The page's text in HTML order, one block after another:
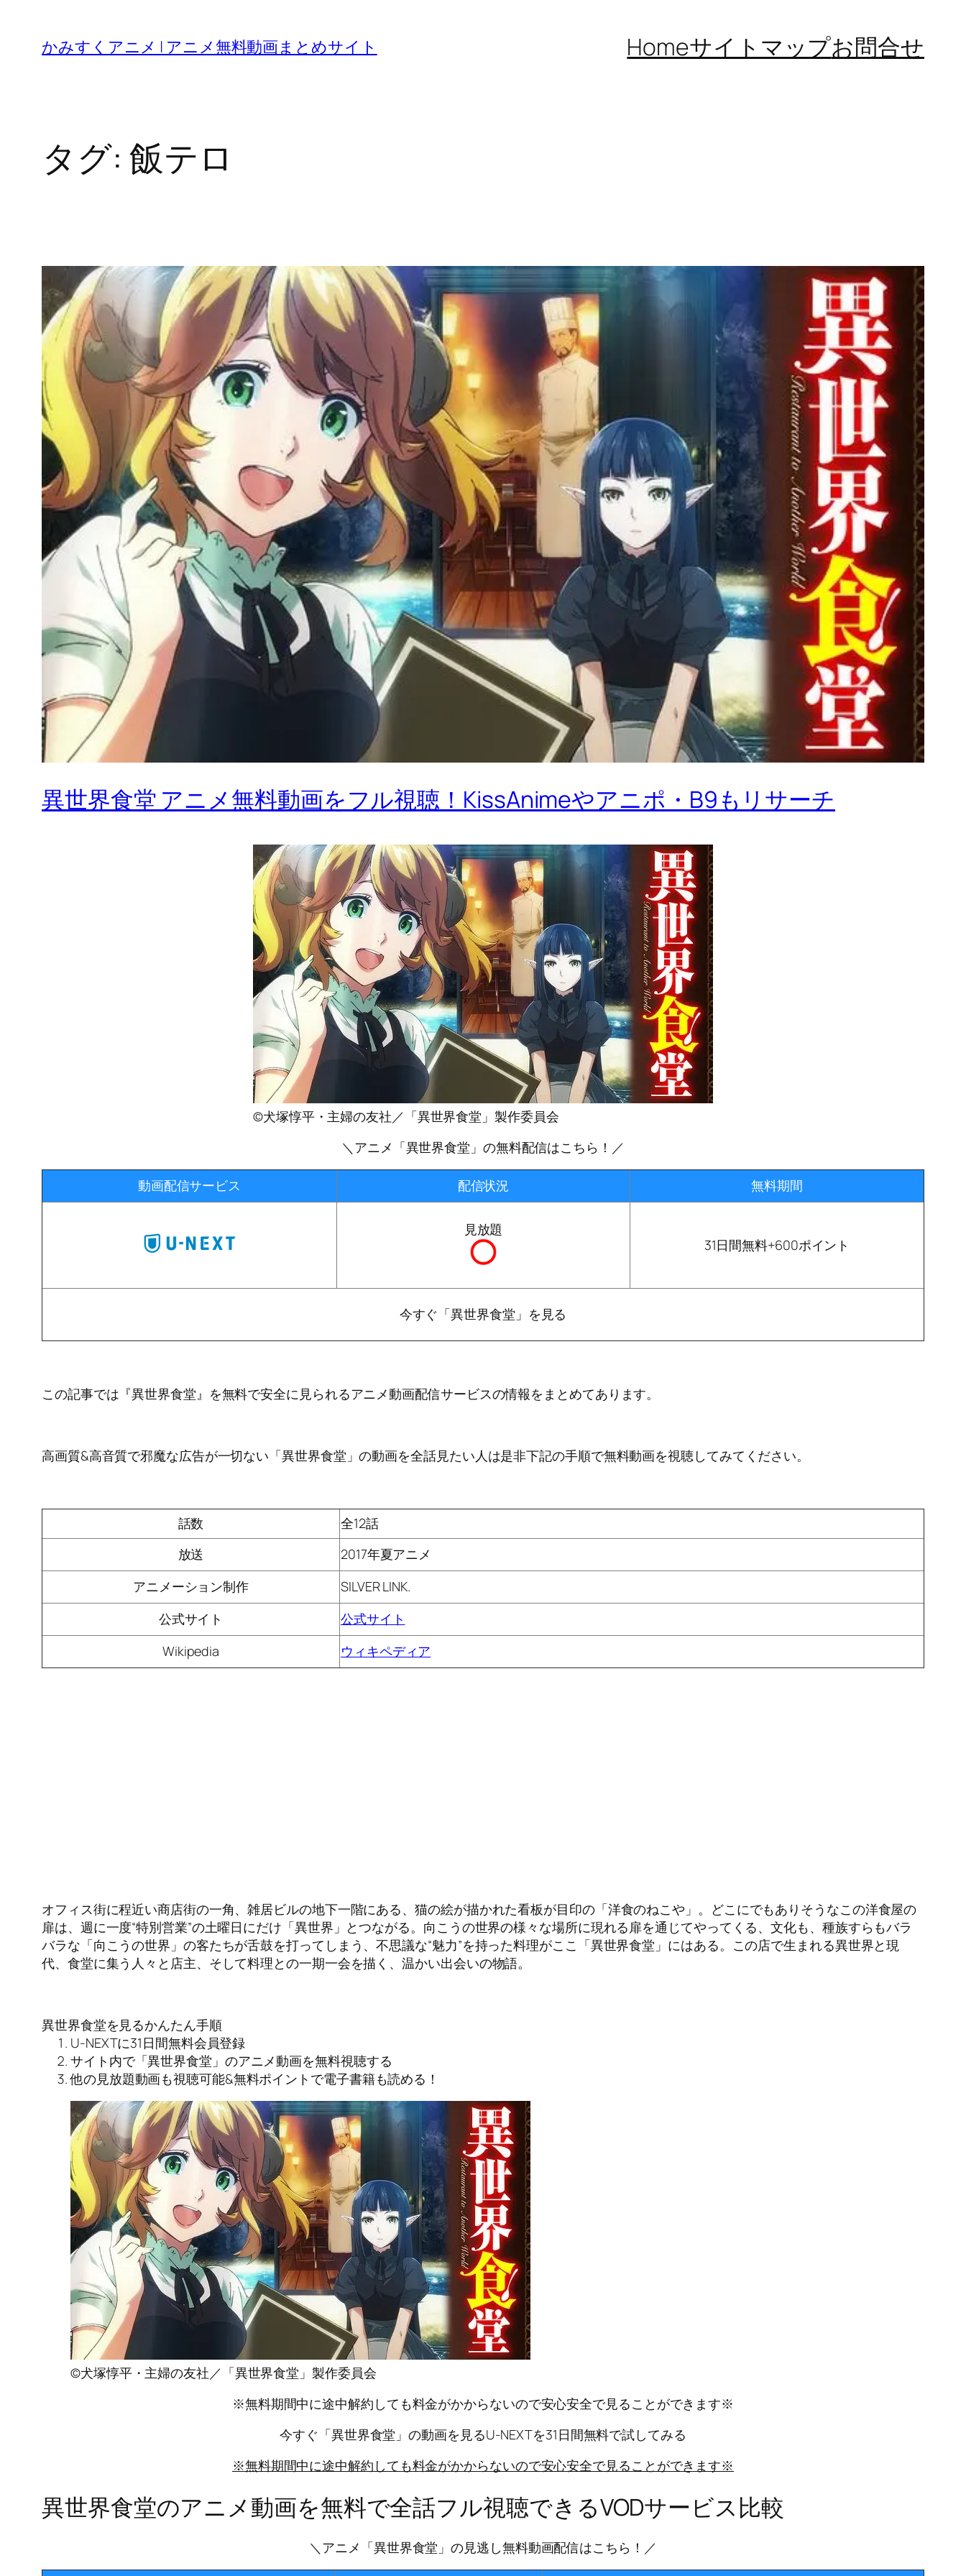
かみすくアニメ | アニメ無料動画まとめサイト Homeサイトマップお問合せ
タグ: 飯テロ
異世界食堂 アニメ無料動画をフル視聴！KissAnimeやアニポ・B9もリサーチ
©犬塚惇平・主婦の友社／「異世界食堂」製作委員会
＼アニメ「異世界食堂」の無料配信はこちら！／
動画配信サービス 配信状況 無料期間
見放題
31日間無料+600ポイント
今すぐ「異世界食堂」を見る
この記事では『異世界食堂』を無料で安全に見られるアニメ動画配信サービスの情報をまとめてあります。
高画質&高音質で邪魔な広告が一切ない「異世界食堂」の動画を全話見たい人は是非下記の手順で無料動画を視聴してみてください。
話数
全12話
放送
2017年夏アニメ
アニメーション制作
SILVER LINK.
公式サイト
公式サイト
Wikipedia
ウィキペディア
オフィス街に程近い商店街の一角、雑居ビルの地下一階にある、猫の絵が描かれた看板が目印の「洋食のねこや」。どこにでもありそうなこの洋食屋の
扉は、週に一度“特別営業”の土曜日にだけ「異世界」とつながる。向こうの世界の様々な場所に現れる扉を通じてやってくる、文化も、種族すらもバラ
バラな「向こうの世界」の客たちが舌鼓を打ってしまう、不思議な“魅力”を持った料理がここ「異世界食堂」にはある。この店で生まれる異世界と現
代、食堂に集う人々と店主、そして料理との一期一会を描く、温かい出会いの物語。
異世界食堂を見るかんたん手順
U-NEXTに31日間無料会員登録
サイト内で「異世界食堂」のアニメ動画を無料視聴する
他の見放題動画も視聴可能&無料ポイントで電子書籍も読める！
©犬塚惇平・主婦の友社／「異世界食堂」製作委員会
※無料期間中に途中解約しても料金がかからないので安心安全で見ることができます※
今すぐ「異世界食堂」の動画を見るU-NEXTを31日間無料で試してみる
※無料期間中に途中解約しても料金がかからないので安心安全で見ることができます※
異世界食堂のアニメ動画を無料で全話フル視聴できるVODサービス比較
＼アニメ「異世界食堂」の見逃し無料動画配信はこちら！／